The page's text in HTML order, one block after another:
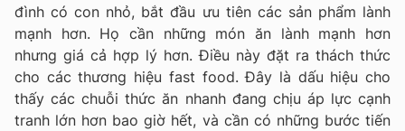
đình có con nhỏ, bắt đầu ưu tiên các sản phẩm lành
mạnh hơn. Họ cần những món ăn lành mạnh hơn
nhưng giá cả hợp lý hơn. Điều này đặt ra thách thức
cho các thương hiệu fast food. Đây là dấu hiệu cho
thấy các chuỗi thức ăn nhanh đang chịu áp lực cạnh
tranh lớn hơn bao giờ hết, và cần có những bước tiến